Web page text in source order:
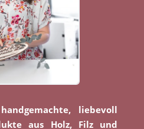
liebevoll
aus Holz, Filz und